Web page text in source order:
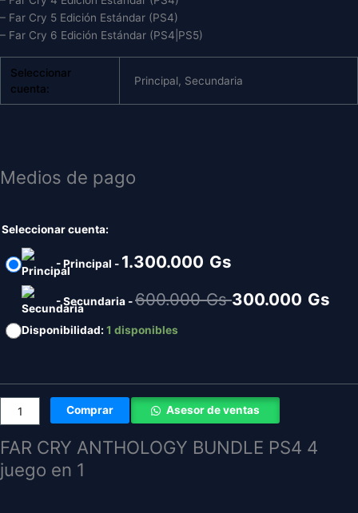
– Far Cry 5 Edición Estándar (PS4)
– Far Cry 6 Edición Estándar (PS4|PS5)
Seleccionar
cuenta:
Principal, Secundaria
Medios de pago
Seleccionar cuenta:
-Principal - 1.300.000 Gs
-Secundaria -600.000GsOriginal
Gs.
300.000 Gs
Gs.
Disponibilidad: 1 disponibles
Comprar Asesor de ventas
FAR CRY ANTHOLOGY BUNDLE PS4 4
juego en 1